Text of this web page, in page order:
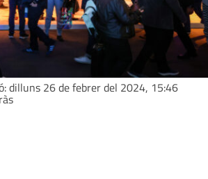
dilluns 26 de febrer del 2024, 15:46